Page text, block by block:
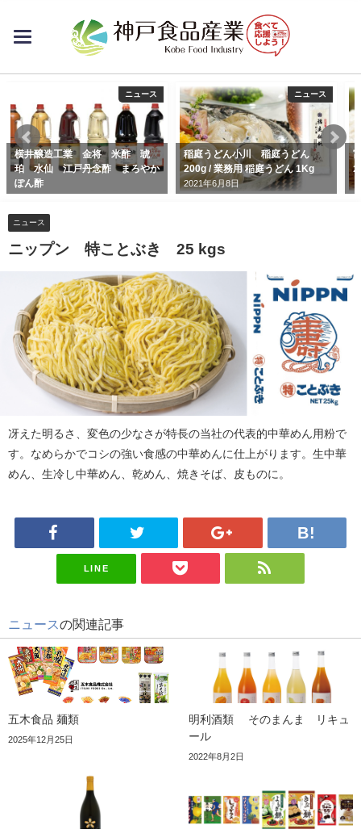
toggle
ニュース
横井醸造工業 金将 米酢 琥
珀 水仙 江戸丹念酢 まろやか
ぽん酢
ニュース
稲庭うどん小川 稲庭うどん
200g / 業務用 稲庭うどん 1Kg
2021年6月8日
ニュース
ニップン 特ことぶき 25 kgs
冴えた明るさ、変色の少なさが特長の当社の代表的中華めん用粉で
す。なめらかでコシの強い食感の中華めんに仕上がります。生中華
めん、生冷し中華めん、乾めん、焼きそば、皮ものに。
LINE
ニュースの関連記事
五木食品 麺類
2025年12月25日
明利酒類 そのまんま リキュ
ール
2022年8月2日